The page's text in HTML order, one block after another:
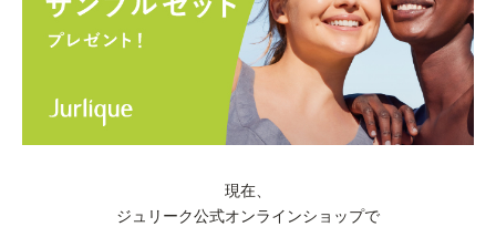
現在、
ジュリーク公式オンラインショップで